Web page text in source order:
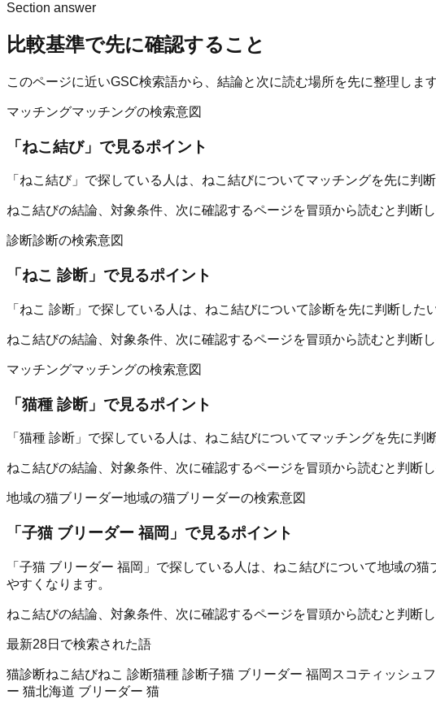
Section answer
比較基準で先に確認すること
このページに近いGSC検索語から、結論と次に読む場所を先に整理します
マッチングマッチングの検索意図
「ねこ結び」で見るポイント
「ねこ結び」で探している人は、ねこ結びについてマッチングを先に
ねこ結びの結論、対象条件、次に確認するページを冒頭から読むと判断し
診断診断の検索意図
「 ねこ 診断」で見るポイント
「ねこ 診断」で探している人は、ねこ結びについて診断を先に判断し
ねこ結びの結論、対象条件、次に確認するページを冒頭から読むと判断し
マッチングマッチングの検索意図
「猫種 診断」で見るポイント
「猫種 診断」で探している人は、ねこ結びについてマッチングを先に
ねこ結びの結論、対象条件、次に確認するページを冒頭から読むと判断し
地域の猫ブリーダー地域の猫ブリーダーの検索意図
「 子猫 ブリーダー 福岡 」で見るポイント
「子猫 ブリーダー 福岡」で探している人は、ねこ結びについて地域の
やすくなります。
ねこ結びの結論、対象条件、次に確認するページを冒頭から読むと判断し
最新28日で検索された語
猫診断ねこ結びねこ 診断猫種 診断子猫 ブリーダー 福岡 スコティッシュ
ー 猫北海道 ブリーダー 猫